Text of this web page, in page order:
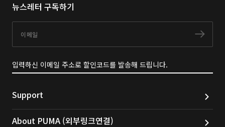
뉴스레터 구독하기
구독
입력하신 이메일 주소로 할인코드를 발송해 드립니다.
Support
About PUMA (외부링크연결)